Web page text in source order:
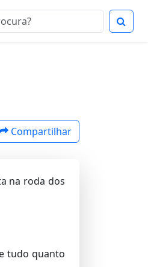
Compartilhar
na roda dos
tudo quanto